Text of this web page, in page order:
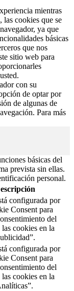
mientras
las cookies que se
ya que
básicas
que nos
sitio web para
con su
de optar por
de algunas de
Para más
básicas del
prevista sin ellas.
personal.
configurada por
Consent para
del
cookies en la
configurada por
Consent para
del
cookies en la